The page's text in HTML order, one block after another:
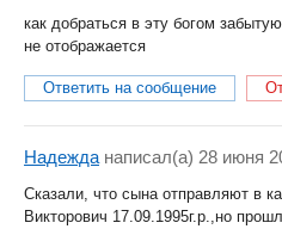
как добраться в эту богом
не отображается
Ответить на сообщение
Надежда написал(a) 28 июня
Сказали, что сына отправляют в
Викторович 17.09.1995г.р.,но